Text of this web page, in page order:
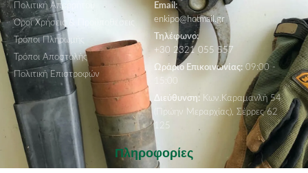
Πολιτική Απορρήτου
Όροι Χρήσεις & Προϋποθέσεις
Τρόποι Πληρωμής
Τρόποι Αποστολής
Πολιτική Επιστροφών
Email:
enkipo@hotmail.gr
Τηλέφωνο:
+30 2321 055 557
Ωράριο Επικοινωνίας: 09:00 -
15:00
Διεύθυνση: Κων.Καραμανλή 54
(Πρώην Μεραρχίας), Σέρρες 62
125
Πληροφορίες